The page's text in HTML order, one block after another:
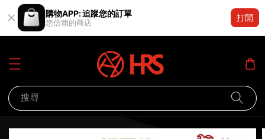
購物APP: 追蹤您的訂單
您信賴的商店
打開
搜尋